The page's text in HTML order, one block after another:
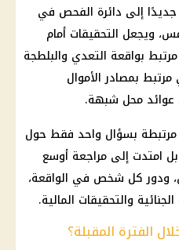
إلى دائرة الفحص في
، ويجعل التحقيقات أمام
بواقعة التعدي والبلطجة
بمصادر الأموال
عوائد محل شبهة.
بسؤال واحد فقط حول
امتدت إلى مراجعة أوسع
ودور كل شخص في الواقعة،
والتحقيقات المالية.
الفترة المقبلة؟